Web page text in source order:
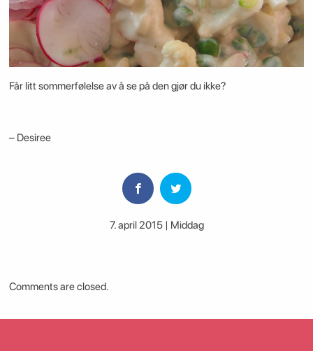
Får litt sommerfølelse av å se på den gjør du ikke?
– Desiree
7. april 2015 | Middag
Comments are closed.